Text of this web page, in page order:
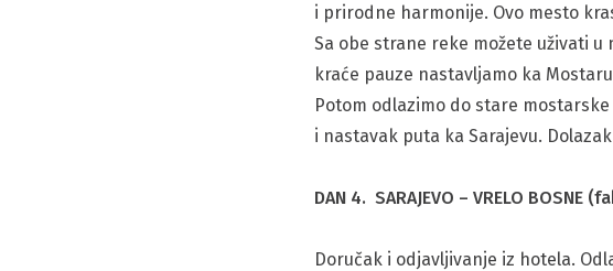
i prirodne harmonije. Ovo mesto
Sa obe strane reke možete uživati
kraće pauze nastavljamo ka
Potom odlazimo do stare
i nastavak puta ka Sarajevu.
DAN 4. SARAJEVO – VRELO BOSNE
Doručak i odjavljivanje iz hotela.